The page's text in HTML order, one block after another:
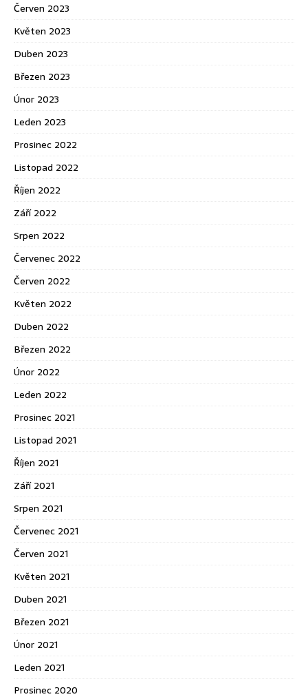
Červen 2023
Květen 2023
Duben 2023
Březen 2023
Únor 2023
Leden 2023
Prosinec 2022
Listopad 2022
Říjen 2022
Září 2022
Srpen 2022
Červenec 2022
Červen 2022
Květen 2022
Duben 2022
Březen 2022
Únor 2022
Leden 2022
Prosinec 2021
Listopad 2021
Říjen 2021
Září 2021
Srpen 2021
Červenec 2021
Červen 2021
Květen 2021
Duben 2021
Březen 2021
Únor 2021
Leden 2021
Prosinec 2020